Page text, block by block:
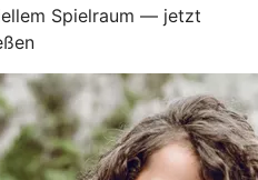
Spielraum — jetzt